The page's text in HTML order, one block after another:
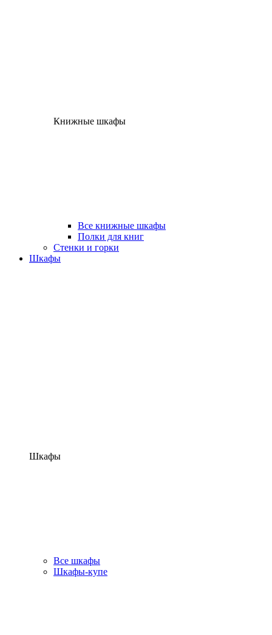
Книжные шкафы
Все книжные шкафы
Полки для книг
Стенки и горки
Шкафы
Шкафы
Все шкафы
Шкафы-купе